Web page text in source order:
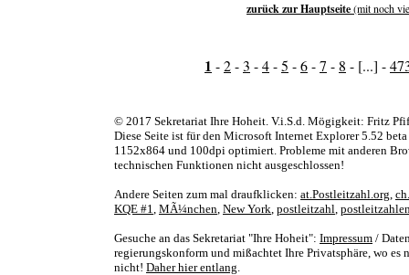
zurück zur Hauptseite(mit noch
1 -2-3 -4-5 -6-7 - 8 - [...] -
© 2017 Sekretariat Ihre Hoheit. V.i.S.d. Mögigkeit: Fritz
Diese Seite ist für den Microsoft Internet Explorer 5.52
1152x864 und 100dpi optimiert. Probleme mit anderen
technischen Funktionen nicht ausgeschlossen!
Andere Seiten zum mal draufklicken: at.Postleitzahl.org,
KQE #1, MÃ¼nchen, New York, postleitzahl,
Gesuche an das Sekretariat "Ihre Hoheit": Impressum /
regierungskonform und mißachtet Ihre Privatsphäre, wo es
nicht! Daher hier entlang.